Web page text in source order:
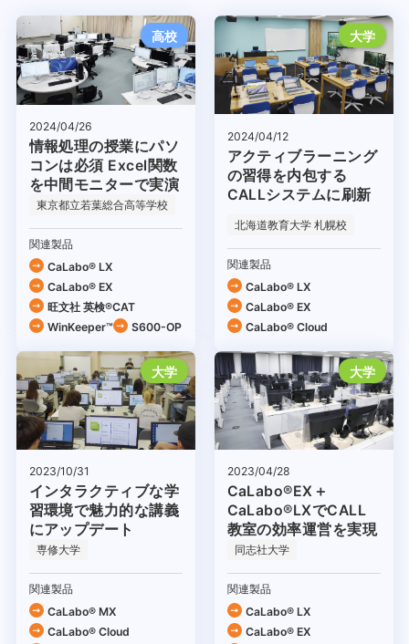
高校
2024/04/26
情報処理の授業にパソ
コンは必須 Excel関数
を中間モニターで実演
東京都立若葉総合高等学校
関連製品
CaLabo® LX
CaLabo® EX
旺文社 英検®CAT
WinKeeper™
S600-OP
大学
2024/04/12
アクティブラーニング
の習得を内包する
CALLシステムに刷新
北海道教育大学 札幌校
関連製品
CaLabo® LX
CaLabo® EX
CaLabo®︎ Cloud
大学
2023/10/31
インタラクティブな学
習環境で魅力的な講義
にアップデート
専修大学
関連製品
CaLabo® MX
CaLabo®︎ Cloud
大学
2023/04/28
CaLabo®EX＋
CaLabo®LXでCALL
教室の効率運営を実現
同志社大学
関連製品
CaLabo® LX
CaLabo® EX